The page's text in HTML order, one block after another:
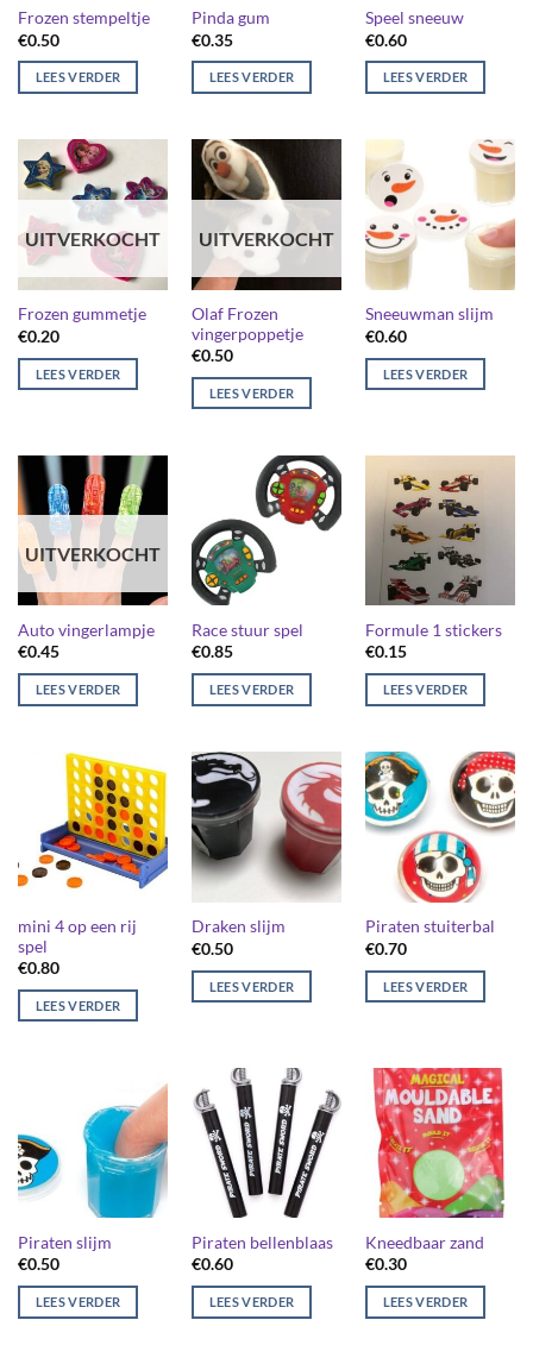
Frozen stempeltje
€0.50
LEES VERDER
Pinda gum
€0.35
LEES VERDER
Speel sneeuw
€0.60
LEES VERDER
UITVERKOCHT
Frozen gummetje
€0.20
LEES VERDER
UITVERKOCHT
Olaf Frozen
vingerpoppetje
€0.50
LEES VERDER
Sneeuwman slijm
€0.60
LEES VERDER
UITVERKOCHT
Auto vingerlampje
€0.45
LEES VERDER
Race stuur spel
€0.85
LEES VERDER
Formule 1 stickers
€0.15
LEES VERDER
mini 4 op een rij
spel
€0.80
LEES VERDER
Draken slijm
€0.50
LEES VERDER
Piraten stuiterbal
€0.70
LEES VERDER
Piraten slijm
€0.50
LEES VERDER
Piraten bellenblaas
€0.60
LEES VERDER
Kneedbaar zand
€0.30
LEES VERDER